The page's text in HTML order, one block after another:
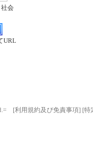
会
URL
[利用規約及び免責事項] [特